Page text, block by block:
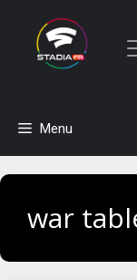
contenu
Menu
war